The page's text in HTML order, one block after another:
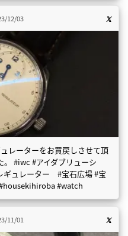
12/03
レーターをお買戻しさせて頂
。 #iwc #アイダブリューシ
ュレーター #宝石広場 #宝
#watch
11/01